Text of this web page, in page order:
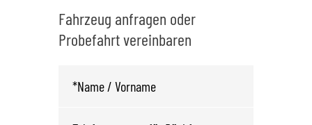
Fahrzeug anfragen oder
Probefahrt vereinbaren